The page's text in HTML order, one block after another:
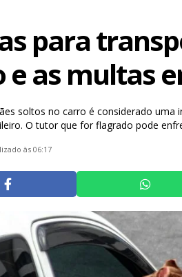
para
e as multas
soltos no carro é considerado uma
O tutor que for flagrado pode
às 06:17